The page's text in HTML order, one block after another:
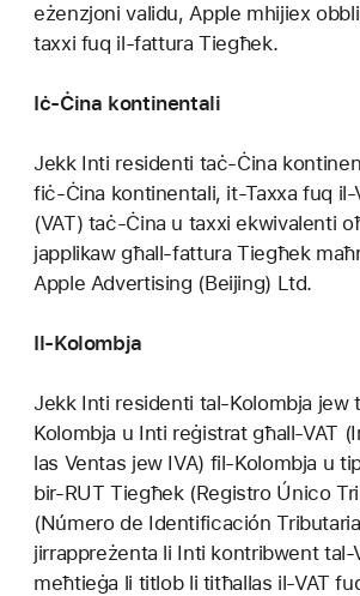
eżenzjoni validu, Apple mhijiex
taxxi fuq il-fattura Tiegħek.
Iċ-Ċina kontinentali
Jekk Inti residenti taċ-Ċina
fiċ-Ċina kontinentali, it-Taxxa fuq il-
(VAT) taċ-Ċina u taxxi ekwivalenti
japplikaw għall-fattura Tiegħek
Apple Advertising (Beijing) Ltd.
Il-Kolombja
Jekk Inti residenti tal-Kolombja jew
Kolombja u Inti reġistrat għall-VAT
las Ventas jew IVA) fil-Kolombja u
bir-RUT Tiegħek (Registro Único
(Número de Identificación
jirrappreżenta li Inti kontribwent tal-
meħtieġa li titlob li titħallas il-VAT